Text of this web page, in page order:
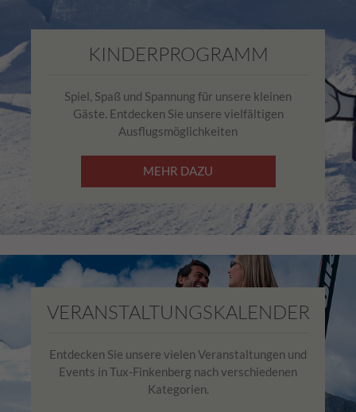
KINDERPROGRAMM
Spiel, Spaß und Spannung für unsere kleinen
Gäste. Entdecken Sie unsere vielfältigen
Ausflugsmöglichkeiten
MEHR DAZU
VERANSTALTUNGSKALENDER
Entdecken Sie unsere vielen Veranstaltungen und
Events in Tux-Finkenberg nach verschiedenen
Kategorien.